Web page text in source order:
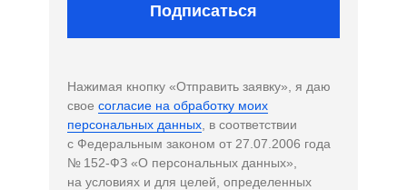
Подписаться
Нажимая кнопку «Отправить заявку», я даю
свое согласие на обработку моих
персональных данных , в соответствии
с Федеральным законом от 27.07.2006 года
№ 152-ФЗ «О персональных данных»,
на условиях и для целей, определенных